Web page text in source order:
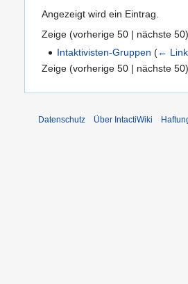
Angezeigt wird ein Eintrag.
Zeige (vorherige 50 | nächste 50
Intaktivisten-Gruppen (←
Zeige (vorherige 50 | nächste 50
Datenschutz Über IntactiWiki